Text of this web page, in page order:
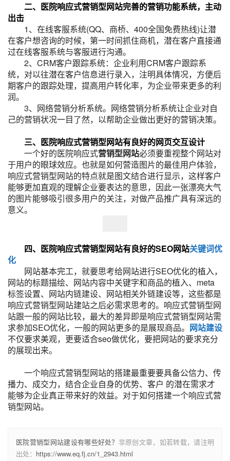
二、医院响应式营销型网站完善的营销功能系统，主动
出击
1、在线客服系统(QQ、商桥、400全国免费热线)让潜
在客户想咨询的时候，第一时间抓住商机，潜在客户直接通
过在线客服系统与客服进行沟通。
2、CRM客户跟踪系统：企业利用CRM客户跟踪系
统，对以往潜在客户信息进行录入，注明具体情况，方便后
期客户的跟踪处理，提高用户转化率，为企业带来更多的利
润。
3、网络营销分析系统。网络营销分析系统让企业对自
己的营销状况一目了然，以帮助企业做出更好的营销决策。
三、医院响应式营销型网站有良好的网页交互设计
一个好的医院响应式营销型网站必须要重视整个网站对
于用户的眼球效应。也就是如何营造图片的最佳用户体验，
响应式营销型网站的特点就是图文结合进行显示，这样客户
能够更加直观的理解企业要表达的意思，因此一张漂亮大气
的图片能够吸引很多用户的关注，对做产品推广具有深远的
意义。
四、医院响应式营销型网站有良好的SEO网站关键词优
化
网站基本完工，就要思考给网站进行SEO优化的植入，
网站的标题描绘、网站内容中关键字和商品的植入、meta
标签设置、网站内链建设、网站相关外链建设等，这些都是
响应式营销型网站建站之后必需求思考的。响应式营销型网
站跟一般的网站比较，最大的差异即是响应式营销型网站需
求参加SEO优化，一般的网站更多的是展现商品。 网站建设
不仅要求美观，更要适合seo做优化，要把网站的要求充分
的展现出来。
一个响应式营销型网站的搭建最重要要具备公信力、传
播力、成交力，结合企业自身的优势、客户 的潜在需求才
能够为企业真正带来好的效益。对于如何搭建一个响应式营
销型网站。
医院营销型网站建设有哪些好处？ 非原创文章，如若转载，请注明
出处： https://www.eq.fj.cn/1_2943.html